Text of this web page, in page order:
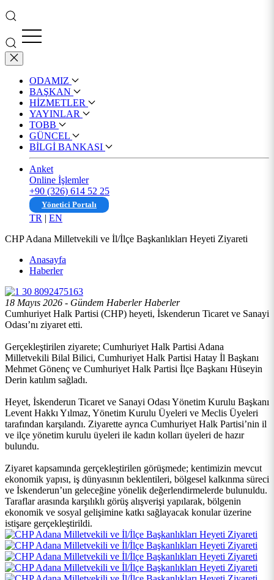
ODAMIZ
BAŞKAN
HİZMETLER
YAYINLAR
TOBB
GÜNCEL
BİLGİ BANKASI
Anket
Online İşlemler
+90 (326) 614 52 25
Yönetici Portalı
TR | EN
CHP Adana Milletvekili ve İl/İlçe Başkanlıkları Heyeti Ziyareti
Anasayfa
Haberler
18 Mayıs 2026 - Gündem Haberler Haberler
Cumhuriyet Halk Partisi (CHP) heyeti, İskenderun Ticaret ve Sanayi
Odası’nı ziyaret etti.
Gerçekleştirilen ziyarete; Cumhuriyet Halk Partisi Adana
Milletvekili Bilal Bilici, Cumhuriyet Halk Partisi Hatay İl Başkanı
Mehmet Gönenç ve Cumhuriyet Halk Partisi İlçe Başkanı Hüseyin
Derin katılım sağladı.
Heyet, İskenderun Ticaret ve Sanayi Odası Yönetim Kurulu Başkanı
Levent Hakkı Yılmaz, Yönetim Kurulu Üyeleri ve Meclis Üyeleri
tarafından karşılandı. Ziyarette ayrıca Cumhuriyet Halk Partisi’nin il
ve ilçe yönetim kurulu üyeleri ile kadın kolları üyeleri de hazır
bulundu.
Ziyaret kapsamında gerçekleştirilen görüşmede; kentimizin mevcut
ekonomik yapısı, iş dünyasının beklentileri, bölgesel kalkınma süreci
ve İskenderun’un geleceğine yönelik değerlendirmelerde bulunuldu.
Taraflar arasında karşılıklı görüş alışverişi yapılarak, bölgenin
ekonomik ve sosyal gelişimine katkı sağlayacak konular üzerine
istişare gerçekleştirildi.